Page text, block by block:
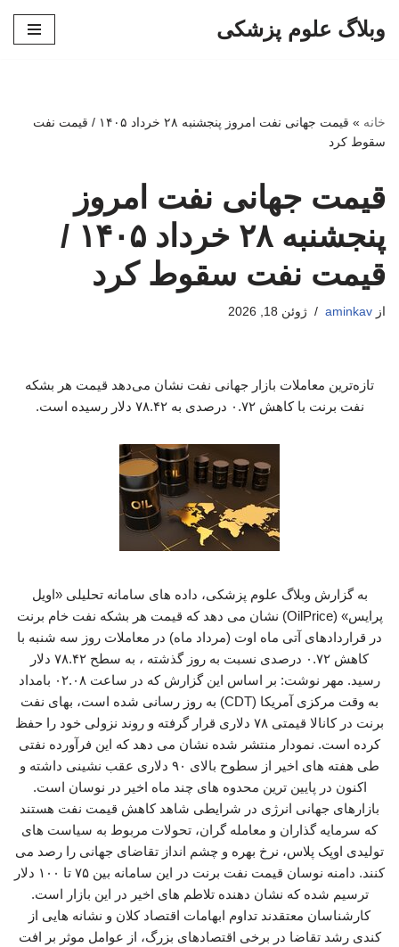
وبلاگ علوم پزشکی
خانه »
قیمت جهانی نفت امروز پنجشنبه ۲۸ خرداد ۱۴۰۵ / قیمت نفت
سقوط کرد
قیمت جهانی نفت امروز
پنجشنبه ۲۸ خرداد ۱۴۰۵ /
قیمت نفت سقوط کرد
از aminkav ژوئن 18, 2026
تازه‌ترین معاملات بازار جهانی نفت نشان می‌دهد قیمت هر بشکه
نفت برنت با کاهش ۰.۷۲ درصدی به ۷۸.۴۲ دلار رسیده است.
به گزارش وبلاگ علوم پزشکی، داده های سامانه تحلیلی «اویل
پرایس» (OilPrice) نشان می دهد که قیمت هر بشکه نفت خام برنت
در قراردادهای آتی ماه اوت (مرداد ماه) در معاملات روز سه شنبه با
کاهش ۰.۷۲ درصدی نسبت به روز گذشته ، به سطح ۷۸.۴۲ دلار
رسید. مهر نوشت: بر اساس این گزارش که در ساعت ۰۲.۰۸ بامداد
به وقت مرکزی آمریکا (CDT) به روز رسانی شده است، بهای نفت
برنت در کانالا قیمتی ۷۸ دلاری قرار گرفته و روند نزولی خود را حفظ
کرده است. نمودار منتشر شده نشان می دهد که این فرآورده نفتی
طی هفته های اخیر از سطوح بالای ۹۰ دلاری عقب نشینی داشته و
اکنون در پایین ترین محدوه های چند ماه اخیر در نوسان است.
بازارهای جهانی انرژی در شرایطی شاهد کاهش قیمت نفت هستند
که سرمایه گذاران و معامله گران، تحولات مربوط به سیاست های
تولیدی اوپک پلاس، نرخ بهره و چشم انداز تقاضای جهانی را رصد می
کنند. دامنه نوسان قیمت نفت برنت در این سامانه بین ۷۵ تا ۱۰۰ دلار
ترسیم شده که نشان دهنده تلاطم های اخیر در این بازار است.
کارشناسان معتقدند تداوم ابهامات اقتصاد کلان و نشانه هایی از
کندی رشد تقاضا در برخی اقتصادهای بزرگ، از عوامل موثر بر افت